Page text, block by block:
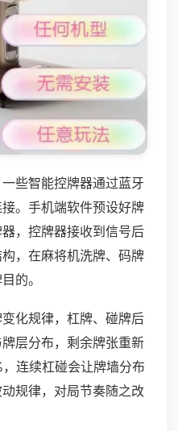
些智能控牌器通过蓝牙
。手机端软件预设好牌
，控牌器接收到信号后
，在麻将机洗牌、码牌
的。
化规律，杠牌、碰牌后
层分布，剩余牌张重新
连续杠碰会让牌墙分布
规律，对局节奏随之改